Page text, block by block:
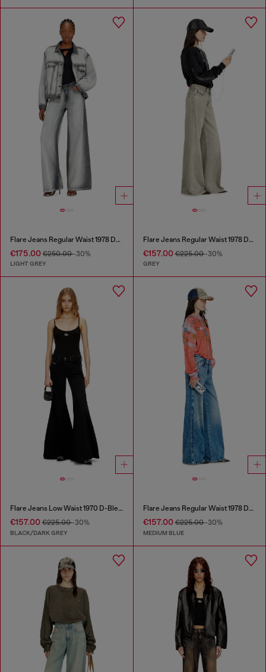
Flare Jeans Regular Waist 1978 D-Akemi
€175.00 €250.00-30%
LIGHT GREY
Flare Jeans Regular Waist 1978 D-Akemi
€157.00€225.00-30%
GREY
Flare Jeans Low Waist 1970 D-Bleess
€157.00 €225.00-30%
BLACK/DARK GREY
Flare Jeans Regular Waist 1978 D-Akemi
€157.00€225.00-30%
MEDIUM BLUE